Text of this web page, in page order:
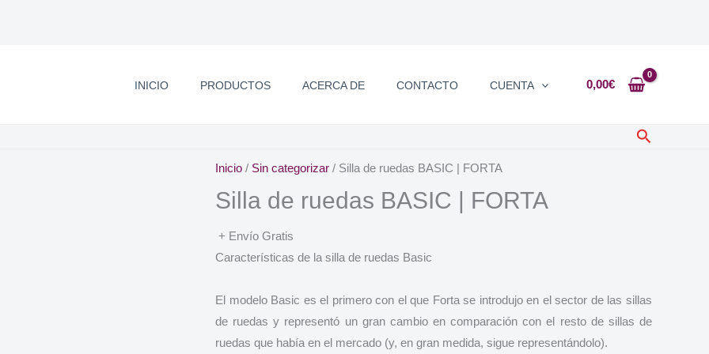
INICIO PRODUCTOS ACERCA DE CONTACTO CUENTA 0,00€
Buscar
Inicio / Sin categorizar / Silla de ruedas BASIC | FORTA
Silla de ruedas BASIC | FORTA
+ Envío Gratis
Características de la silla de ruedas Basic
El modelo Basic es el primero con el que Forta se introdujo en el sector de las sillas
de ruedas y representó un gran cambio en comparación con el resto de sillas de
ruedas que había en el mercado (y, en gran medida, sigue representándolo).